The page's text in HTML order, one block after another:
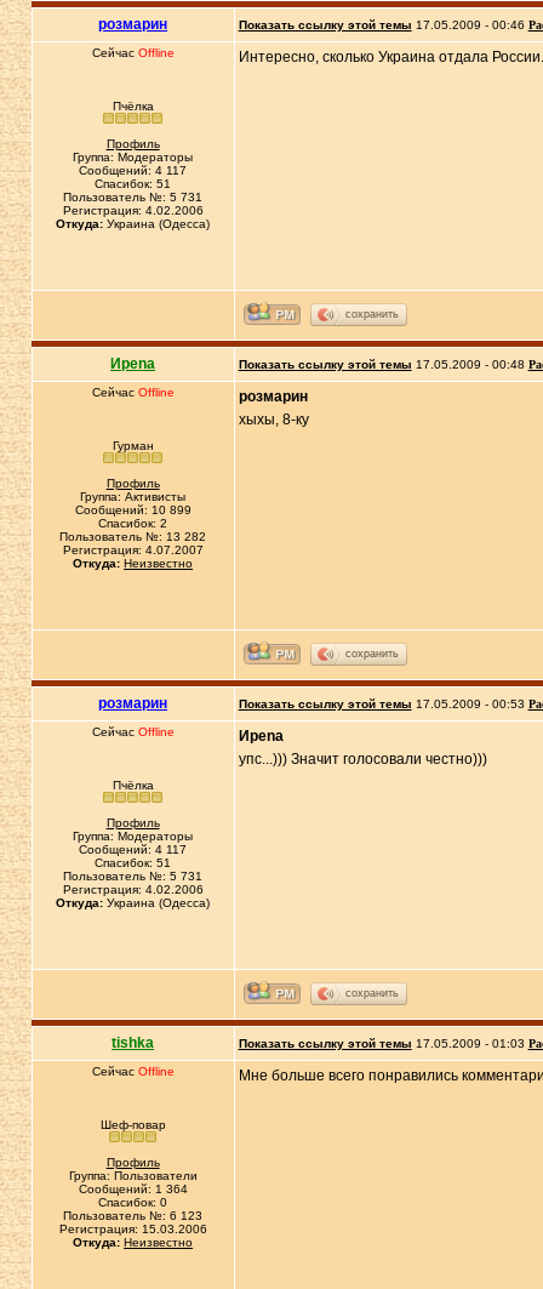
розмарин Показать ссылку этой темы 17.05.2009 - 00:46
Сейчас Offline
Пчёлка
Профиль
Группа: Модераторы
Сообщений: 4 117
Спасибок: 51
Пользователь №: 5 731
Регистрация: 4.02.2006
Откуда: Украина (Одесса)
Интересно, сколько Украина отдала
сохранить
Иpena Показать ссылку этой темы 17.05.2009 - 00:48
Сейчас Offline
Гурман
Профиль
Группа: Активисты
Сообщений: 10 899
Спасибок: 2
Пользователь №: 13 282
Регистрация: 4.07.2007
Откуда: Неизвестно
розмарин
хыхы, 8-ку
сохранить
розмарин Показать ссылку этой темы 17.05.2009 - 00:53
Сейчас Offline
Пчёлка
Профиль
Группа: Модераторы
Сообщений: 4 117
Спасибок: 51
Пользователь №: 5 731
Регистрация: 4.02.2006
Откуда: Украина (Одесса)
Иpena
упс...))) Значит голосовали честно)))
сохранить
tishka Показать ссылку этой темы 17.05.2009 - 01:03
Сейчас Offline
Шеф-повар
Профиль
Группа: Пользователи
Сообщений: 1 364
Спасибок: 0
Пользователь №: 6 123
Регистрация: 15.03.2006
Откуда: Неизвестно
Мне больше всего понравились